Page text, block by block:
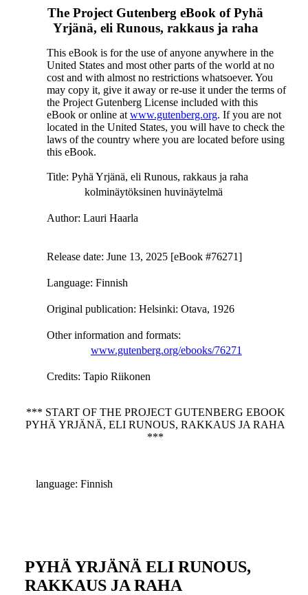
The Project Gutenberg eBook ofPyhä
Yrjänä, eli Runous, rakkaus ja raha
This eBook is for the use of anyone anywhere in the
United States and most other parts of the world at no
cost and with almost no restrictions whatsoever. You
may copy it, give it away or re-use it under the terms of
the Project Gutenberg License included with this
eBook or online at www.gutenberg.org. If you are not
located in the United States, you will have to check the
laws of the country where you are located before using
this eBook.
Title: Pyhä Yrjänä, eli Runous, rakkaus ja raha
kolminäytöksinen huvinäytelmä
Author: Lauri Haarla
Release date: June 13, 2025 [eBook #76271]
Language: Finnish
Original publication: Helsinki: Otava, 1926
Other information and formats:
www.gutenberg.org/ebooks/76271
Credits: Tapio Riikonen
*** START OF THE PROJECT GUTENBERG EBOOK
PYHÄ YRJÄNÄ, ELI RUNOUS, RAKKAUS JA RAHA
***
language: Finnish
PYHÄ YRJÄNÄ ELI RUNOUS,
RAKKAUS JA RAHA